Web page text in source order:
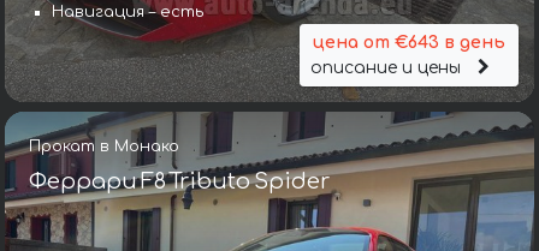
Навигация – есть
цена от €643 в день
описание и цены
Прокат в Монако
Феррари F8 Tributo Spider